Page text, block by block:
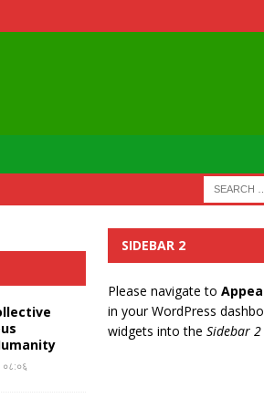
०८:०६
SIDEBAR 2
Please navigate to
in your WordPress
widgets into the Sidebar 2